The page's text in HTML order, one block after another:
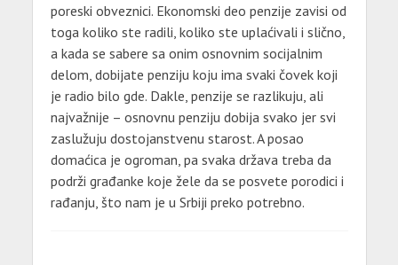
poreski obveznici. Ekonomski deo penzije zavisi od
toga koliko ste radili, koliko ste uplaćivali i slično,
a kada se sabere sa onim osnovnim socijalnim
delom, dobijate penziju koju ima svaki čovek koji
je radio bilo gde. Dakle, penzije se razlikuju, ali
najvažnije – osnovnu penziju dobija svako jer svi
zaslužuju dostojanstvenu starost. A posao
domaćica je ogroman, pa svaka država treba da
podrži građanke koje žele da se posvete porodici i
rađanju, što nam je u Srbiji preko potrebno.